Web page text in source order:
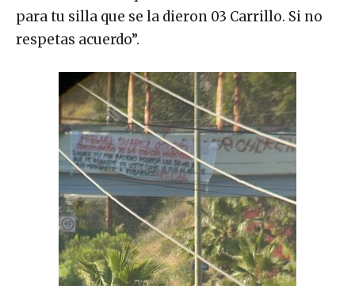
para tu silla que se la dieron 03 Carrillo. Si no
respetas acuerdo”.